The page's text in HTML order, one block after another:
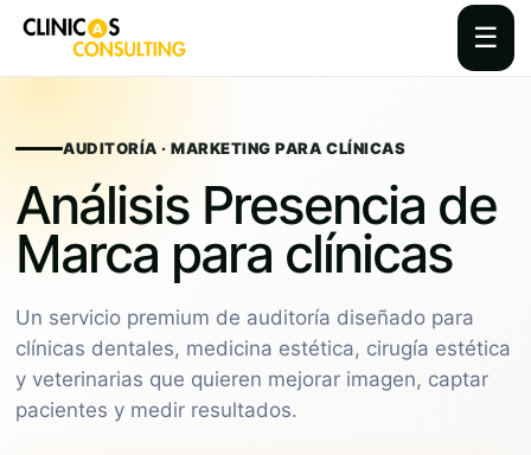
☰
contentAUDITORÍA · MARKETING PARA CLÍNICAS
Análisis Presencia de
Marca para clínicas
Un servicio premium de auditoría diseñado para
clínicas dentales, medicina estética, cirugía estética
y veterinarias que quieren mejorar imagen, captar
pacientes y medir resultados.